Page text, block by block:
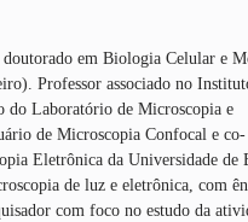
doutorado em Biologia Celular e
Professor associado no
do Laboratório de Microscopia e
de Microscopia Confocal e co-
Eletrônica da Universidade de
de luz e eletrônica, com
com foco no estudo da